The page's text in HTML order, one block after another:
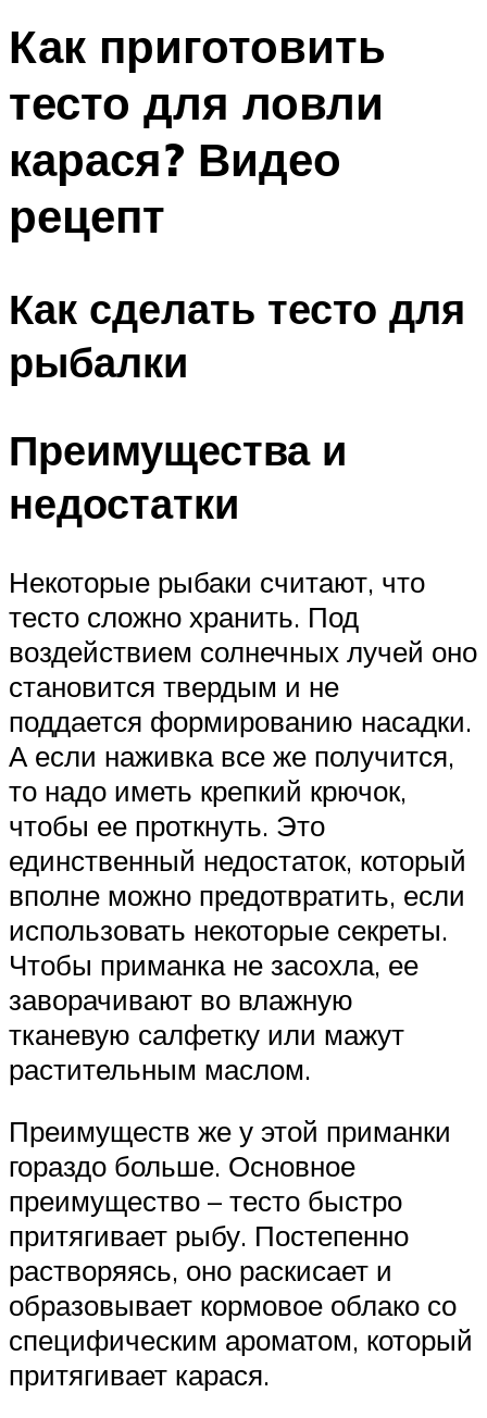
Как приготовить
тесто для ловли
карася? Видео
рецепт
Как сделать тесто для
рыбалки
Преимущества и
недостатки
Некоторые рыбаки считают, что
тесто сложно хранить. Под
воздействием солнечных лучей оно
становится твердым и не
поддается формированию насадки.
А если наживка все же получится,
то надо иметь крепкий крючок,
чтобы ее проткнуть. Это
единственный недостаток, который
вполне можно предотвратить, если
использовать некоторые секреты.
Чтобы приманка не засохла, ее
заворачивают во влажную
тканевую салфетку или мажут
растительным маслом.
Преимуществ же у этой приманки
гораздо больше. Основное
преимущество – тесто быстро
притягивает рыбу. Постепенно
растворяясь, оно раскисает и
образовывает кормовое облако со
специфическим ароматом, который
притягивает карася.